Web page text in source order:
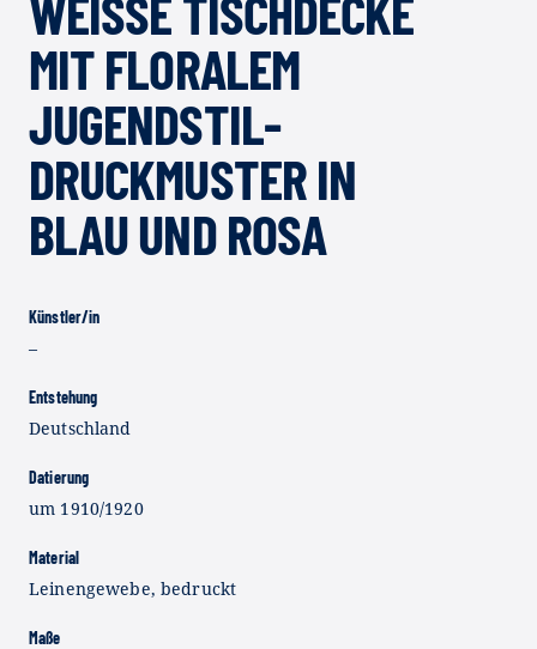
IT FLORALEM J
UGENDSTIL-D
RUCKMUSTER IN B
LAU UND ROSA
Künstler/in
–
Entstehung
Deutschland
Datierung
um 1910/1920
Material
Leinengewebe, bedruckt
Maße